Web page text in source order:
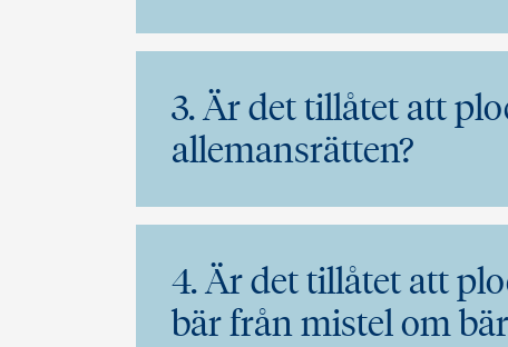
3. Är det tillåtet att
allemansrätten?
4. Är det tillåtet att
bär från mistel om